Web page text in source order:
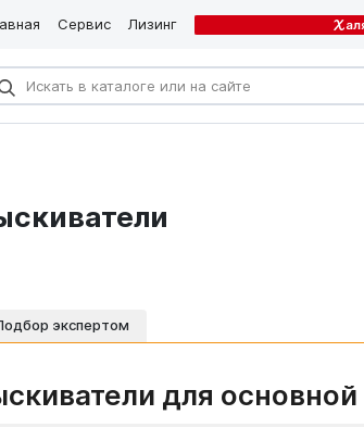
Сервис Лизинг
экспертом
для основной